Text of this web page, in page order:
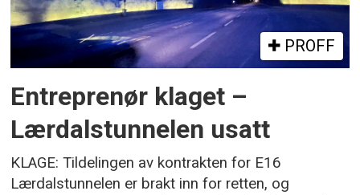
PROFF
Entreprenør klaget –
Lærdalstunnelen usatt
KLAGE: Tildelingen av kontrakten for E16
Lærdalstunnelen er brakt inn for retten, og